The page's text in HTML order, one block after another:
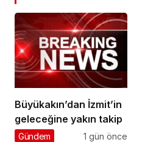
Büyükakın’dan İzmit’in
geleceğine yakın takip
Gündem 1 gün önce